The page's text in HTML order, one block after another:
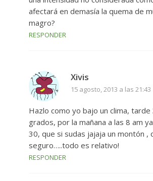
afectará en demasía la quema de
magro?
RESPONDER
Xivis
15 agosto, 2013 a las 21:43
Hazlo como yo bajo un clima, tarde
grados, por la mañana a las 8 am
30, que si sudas jajaja un montón ,
seguro…..todo es relativo!
RESPONDER